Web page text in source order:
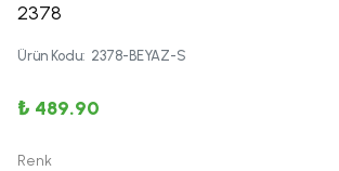
2378
Ürün Kodu: 2378-BEYAZ-S
₺ 489.90
Renk